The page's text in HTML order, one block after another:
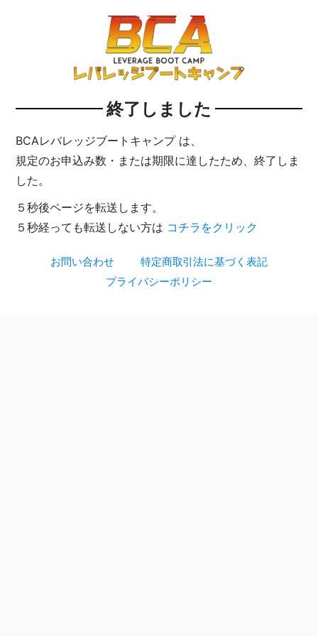
終了しました
BCAレバレッジブートキャンプ は、
規定のお申込み数・または期限に達したため、終了しま
した。
５秒後ページを転送します。
５秒経っても転送しない方は コチラをクリック
お問い合わせ
特定商取引法に基づく表記
プライバシーポリシー